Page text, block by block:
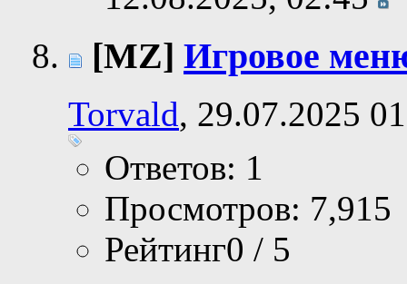
[MZ] Игровое
Torvald, 29.07.2025
Ответов: 1
Просмотров: 7,915
Рейтинг0 / 5